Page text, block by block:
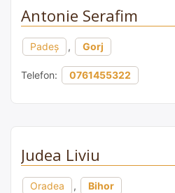
Antonie Serafim
Padeș , Gorj
Telefon: 0761455322
Judea Liviu
Oradea , Bihor